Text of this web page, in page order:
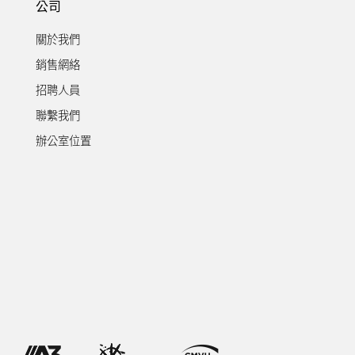
公司
關於我們
銷售網絡
招聘人員
聯繫我們
辦公室位置